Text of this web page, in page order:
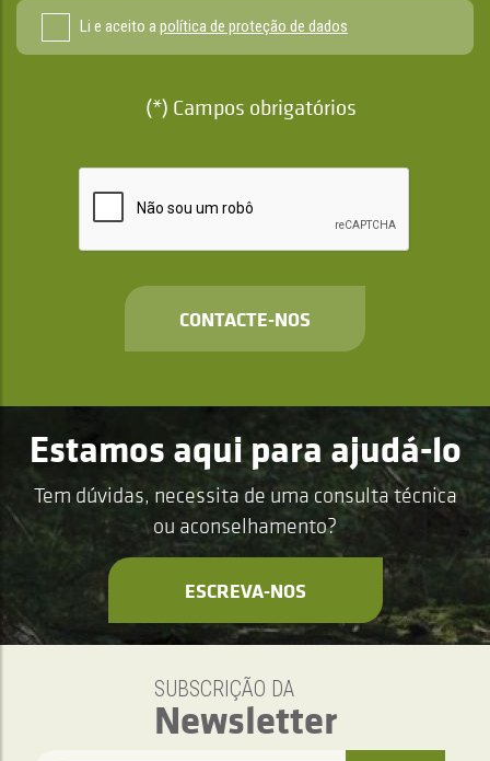
Li e aceito apolítica de proteção de dados
(*) Campos obrigatórios
CONTACTE-NOS
Estamos aqui para ajudá-lo
Tem dúvidas, necessita de uma consulta técnica
ou aconselhamento?
ESCREVA-NOS
SUBSCRIÇÃO DA
Newsletter